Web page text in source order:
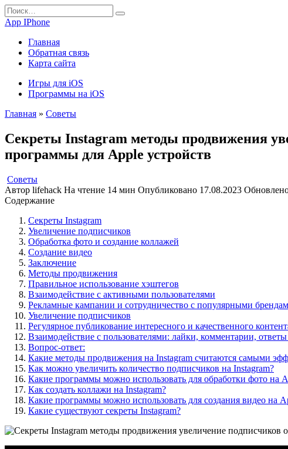
Перейти
к
содержанию
Search
for:
App IPhone
Главная
Обратная связь
Карта сайта
Игры для iOS
Программы на iOS
Главная » Советы
Секреты Instagram методы продвижения
программы для Apple устройств
Советы
Автор lifehack На чтение 14 мин Опубликовано 17.08.2023
Содержание
Секреты Instagram
Увеличение подписчиков
Обработка фото и создание коллажей
Создание видео
Заключение
Методы продвижения
Правильное использование хэштегов
Взаимодействие с активными пользователями
Рекламные кампании и сотрудничество с популярными
Увеличение подписчиков
Регулярное публикование интересного и качественного
Взаимодействие с пользователями: лайки, комментарии,
Вопрос-ответ:
Какие методы продвижения на Instagram считаются самыми
Как можно увеличить количество подписчиков на Instagram?
Какие программы можно использовать для обработки фото на
Как создать коллажи на Instagram?
Какие программы можно использовать для создания видео на
Какие существуют секреты Instagram?